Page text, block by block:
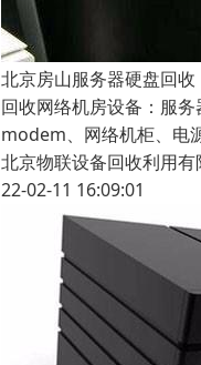
北京房山服务器硬盘回
回收网络机房设备：服
modem、网络机柜、电
北京物联设备回收利用有
22-02-11 16:09:01